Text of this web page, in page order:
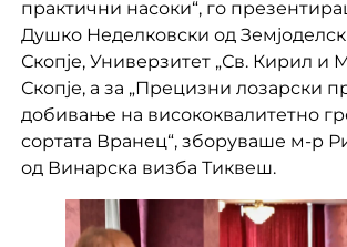
практични насоки“, го
Душко Неделковски од
Скопје, Универзитет „Св. Кирил и
Скопје, а за „Прецизни лозарски
добивање на висококвалитетно
сортата Вранец“, зборуваше м-р
од Винарска визба Тиквеш.